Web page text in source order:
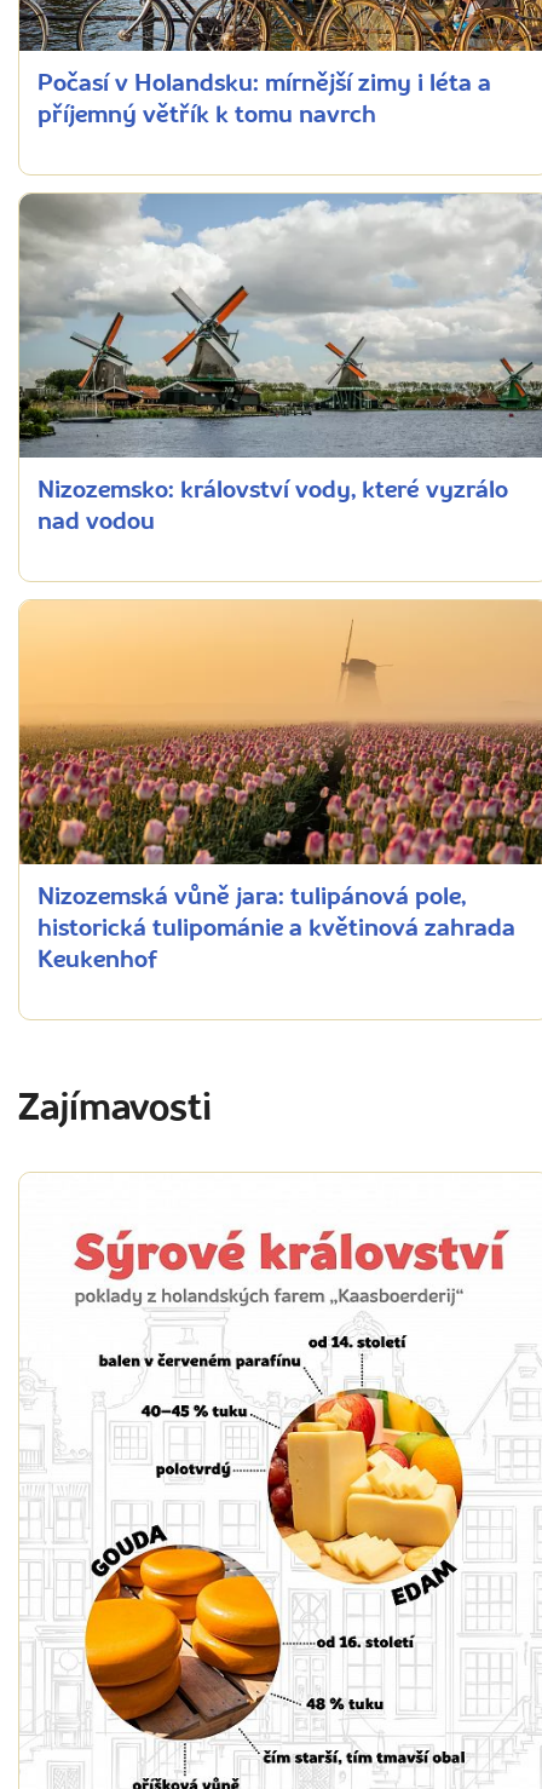
Počasí v Holandsku: mírnější zimy i léta a
příjemný větřík k tomu navrch
Nizozemsko: království vody, které vyzrálo
nad vodou
Nizozemská vůně jara: tulipánová pole,
historická tulipománie a květinová zahrada
Keukenhof
Zajímavosti